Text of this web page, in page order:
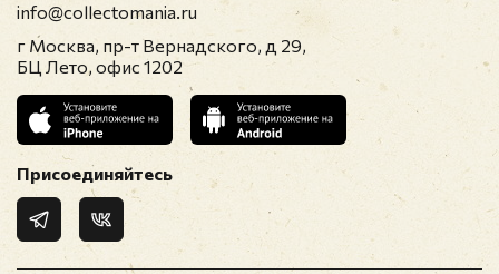
info@collectomania.ru
г Москва, пр-т Вернадского, д 29,
БЦ Лето, офис 1202
Присоединяйтесь